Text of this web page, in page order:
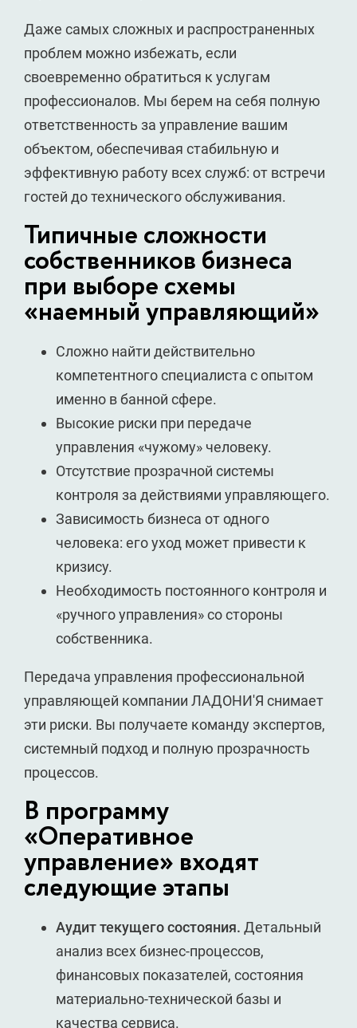
Даже самых сложных и распространенных
проблем можно избежать, если
своевременно обратиться к услугам
профессионалов. Мы берем на себя полную
ответственность за управление вашим
объектом, обеспечивая стабильную и
эффективную работу всех служб: от встречи
гостей до технического обслуживания.
Типичные сложности
собственников бизнеса
при выборе схемы
«наемный управляющий»
Сложно найти действительно
компетентного специалиста с опытом
именно в банной сфере.
Высокие риски при передаче
управления «чужому» человеку.
Отсутствие прозрачной системы
контроля за действиями управляющего.
Зависимость бизнеса от одного
человека: его уход может привести к
кризису.
Необходимость постоянного контроля и
«ручного управления» со стороны
собственника.
Передача управления профессиональной
управляющей компании ЛАДОНИ'Я снимает
эти риски. Вы получаете команду экспертов,
системный подход и полную прозрачность
процессов.
В программу
«Оперативное
управление» входят
следующие этапы
Аудит текущего состояния. Детальный
анализ всех бизнес-процессов,
финансовых показателей, состояния
материально-технической базы и
качества сервиса.